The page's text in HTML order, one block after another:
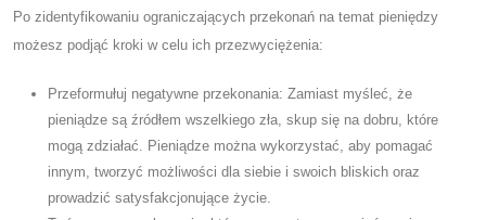
Po zidentyfikowaniu ograniczających przekonań na temat pieniędzy
możesz podjąć kroki w celu ich przezwyciężenia:
Przeformułuj negatywne przekonania: Zamiast myśleć, że
pieniądze są źródłem wszelkiego zła, skup się na dobru, które
mogą zdziałać. Pieniądze można wykorzystać, aby pomagać
innym, tworzyć możliwości dla siebie i swoich bliskich oraz
prowadzić satysfakcjonujące życie.